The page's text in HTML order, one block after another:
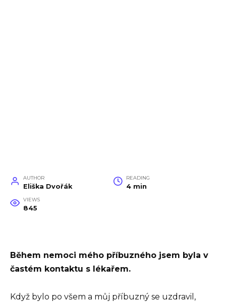
AUTHOR
Eliška Dvořák
READING
4 min
VIEWS
845
Během nemoci mého příbuzného jsem byla v
častém kontaktu s lékařem.
Když bylo po všem a můj příbuzný se uzdravil,